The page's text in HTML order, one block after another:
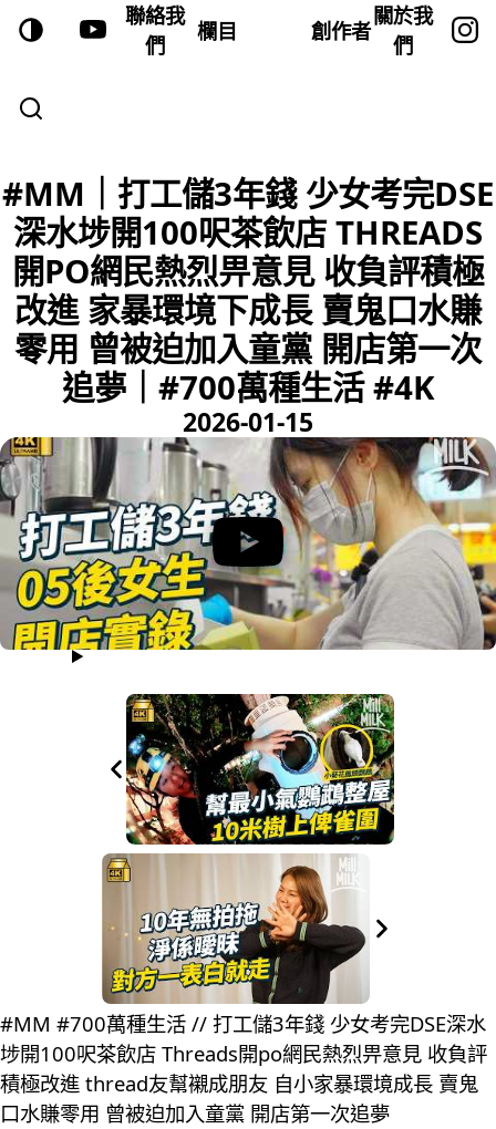
聯絡我
們
欄目 創作者
關於我
們
#MM｜打工儲3年錢 少女考完DSE
深水埗開100呎茶飲店 THREADS
開PO網民熱烈畀意見 收負評積極
改進 家暴環境下成長 賣鬼口水賺
零用 曾被迫加入童黨 開店第一次
追夢｜#700萬種生活 #4K
2026-01-15
#MM #700萬種生活 // 打工儲3年錢 少女考完DSE深水
埗開100呎茶飲店 Threads開po網民熱烈畀意見 收負評
積極改進 thread友幫襯成朋友 自小家暴環境成長 賣鬼
口水賺零用 曾被迫加入童黨 開店第一次追夢